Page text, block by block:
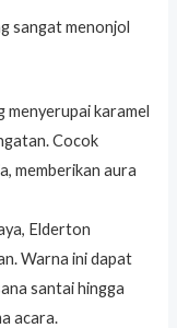
sangat menonjol
menyerupai karamel
Cocok
memberikan aura
Elderton
Warna ini dapat
santai hingga
acara.